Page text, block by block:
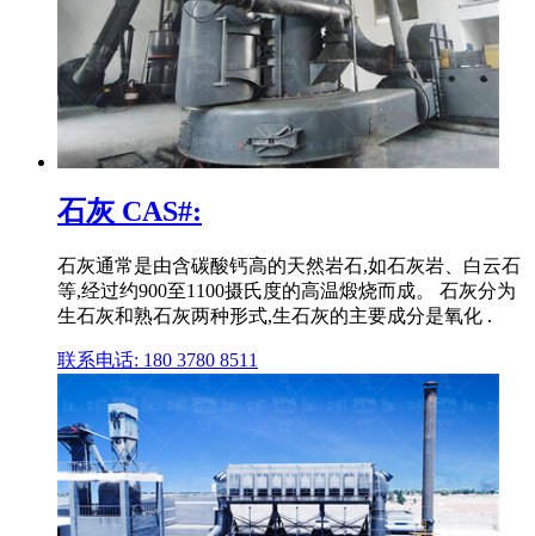
石灰 CAS#:
石灰通常是由含碳酸钙高的天然岩石,如石灰岩、白云石
等,经过约900至1100摄氏度的高温煅烧而成。 石灰分为
生石灰和熟石灰两种形式,生石灰的主要成分是氧化 .
联系电话: 180 3780 8511